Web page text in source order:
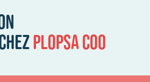
Plopsa Coo